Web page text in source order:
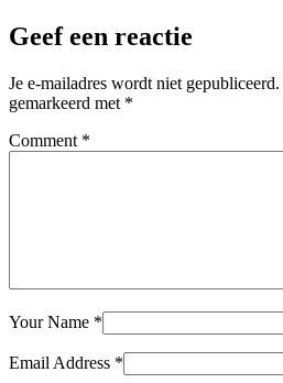
Geef een reactie
Je e-mailadres wordt niet gepubliceerd.
gemarkeerd met *
Comment *
Your Name *
Email Address *